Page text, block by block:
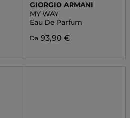
GIORGIO ARMANI
MY WAY
Eau De Parfum
Da 93,90 €